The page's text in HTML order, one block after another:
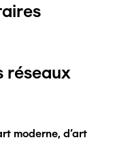
réseaux
moderne, d'art